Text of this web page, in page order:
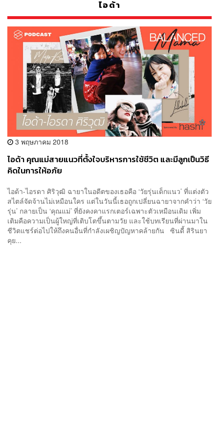
ไอด้า
3 พฤษภาคม 2018
ไอด้า คุณแม่สายแนวที่ตั้งใจบริหารการใช้ชีวิต และมีลูกเป็นวิธี
คิดในการให้อภัย
ไอด้า-ไอรดา ศิริวุฒิ ฉายาในอดีตของเธอคือ ‘วัยรุ่นเด็กแนว’ ที่แต่งตัว
สไตล์จัดจ้านไม่เหมือนใคร แต่ในวันนี้เธอถูกเปลี่ยนฉายาจากคำว่า ‘วัย
รุ่น’ กลายเป็น ‘คุณแม่’ ที่ยังคงคาแรกเตอร์เฉพาะตัวเหมือนเดิม เพิ่ม
เติมคือความเป็นผู้ใหญ่ที่เติบโตขึ้นตามวัย และใช้บทเรียนที่ผ่านมาใน
ชีวิตแชร์ต่อไปให้ถึงคนอื่นที่กำลังเผชิญปัญหาคล้ายกัน ซินดี้ สิรินยา
คุย...